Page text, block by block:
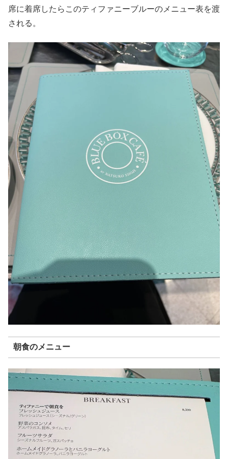
席に着席したらこのティファニーブルーのメニュー表を渡
される。
朝食のメニュー